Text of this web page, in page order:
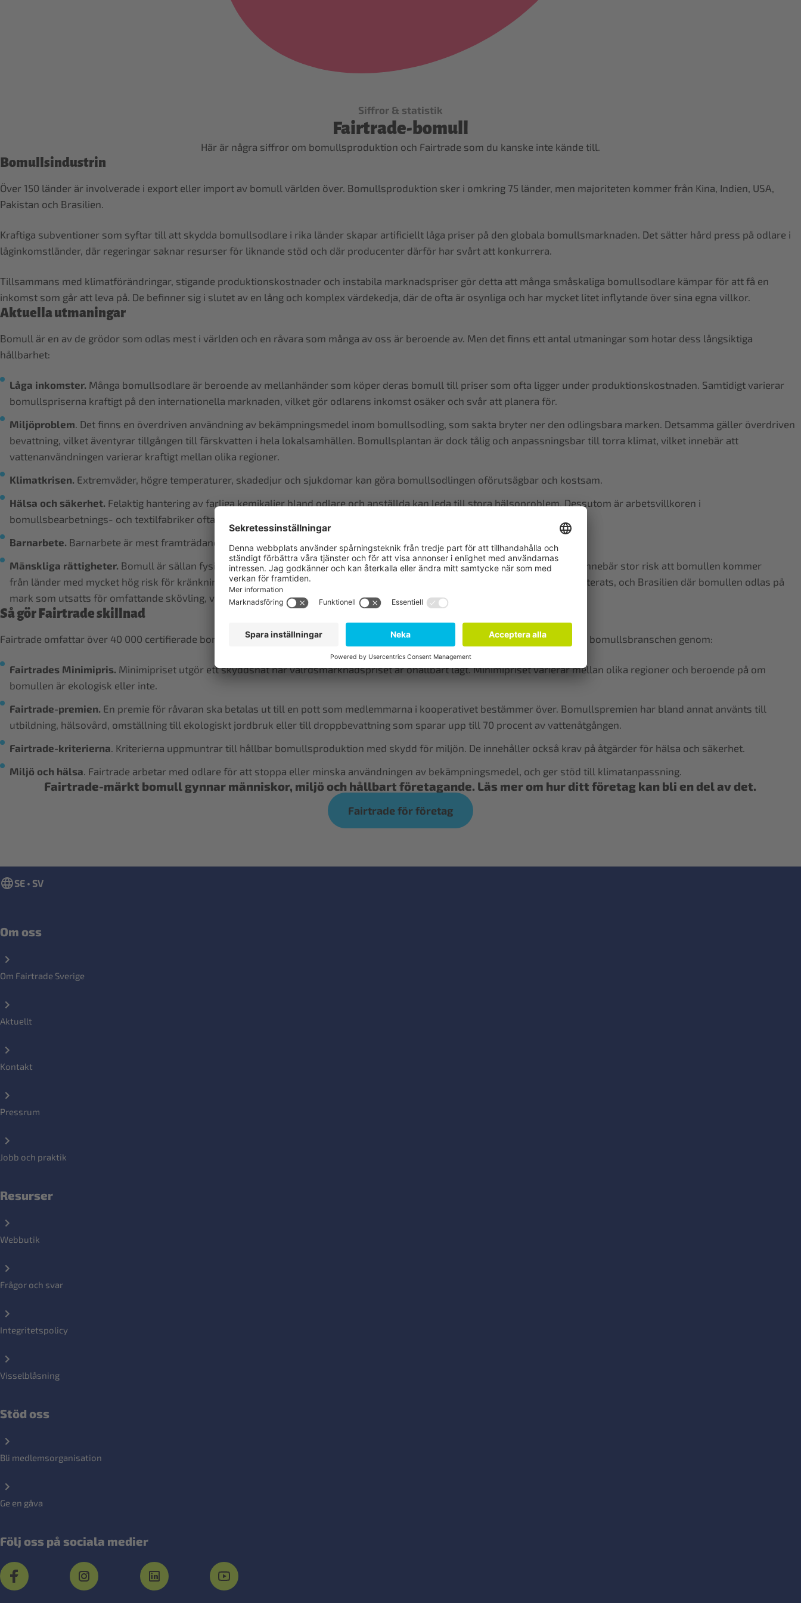
Siffror & statistik
Fairtrade-bomull
Här är några siffror om bomullsproduktion och Fairtrade som du kanske inte kände till.
Bomullsindustrin
Över 150 länder är involverade i export eller import av bomull världen över. Bomullsproduktion sker i omkring 75 länder, men majoriteten kommer från Kina, Indien, USA,
Pakistan och Brasilien.
Kraftiga subventioner som syftar till att skydda bomullsodlare i rika länder skapar artificiellt låga priser på den globala bomullsmarknaden. Det sätter hård press på odlare i
låginkomstländer, där regeringar saknar resurser för liknande stöd och där producenter därför har svårt att konkurrera.
Tillsammans med klimatförändringar, stigande produktionskostnader och instabila marknadspriser gör detta att många småskaliga bomullsodlare kämpar för att få en
inkomst som går att leva på. De befinner sig i slutet av en lång och komplex värdekedja, där de ofta är osynliga och har mycket litet inflytande över sina egna villkor.
Aktuella utmaningar
Bomull är en av de grödor som odlas mest i världen och en råvara som många av oss är beroende av. Men det finns ett antal utmaningar som hotar dess långsiktiga
hållbarhet:
Låga inkomster. Många bomullsodlare är beroende av mellanhänder som köper deras bomull till priser som ofta ligger under produktionskostnaden. Samtidigt varierar
bomullspriserna kraftigt på den internationella marknaden, vilket gör odlarens inkomst osäker och svår att planera för.
Miljöproblem. Det finns en överdriven användning av bekämpningsmedel inom bomullsodling, som sakta bryter ner den odlingsbara marken. Detsamma gäller överdriven
bevattning, vilket äventyrar tillgången till färskvatten i hela lokalsamhällen. Bomullsplantan är dock tålig och anpassningsbar till torra klimat, vilket innebär att
vattenanvändningen varierar kraftigt mellan olika regioner.
Klimatkrisen. Extremväder, högre temperaturer, skadedjur och sjukdomar kan göra bomullsodlingen oförutsägbar och kostsam.
Hälsa och säkerhet. Felaktig hantering av farliga kemikalier bland odlare och anställda kan leda till stora hälsoproblem. Dessutom är arbetsvillkoren i
bomullsbearbetnings- och textilfabriker ofta orättvisa, osäkra och direkt farliga.
Barnarbete. Barnarbete är mest framträdande på småskaliga jordbruk, särskilt vid plantering och skörd.
Mänskliga rättigheter. Bomull är sällan fysisk spårbar då fibrerna ofta blandas på spinnerierna där garnerna tillverkas. Det innebär stor risk att bomullen kommer
från länder med mycket hög risk för kränkningar av mänskliga rättigheter, exempelvis Kina där statligt tvångsarbete dokumenterats, och Brasilien där bomullen odlas på
mark som utsatts för omfattande skövling, våld och miljöförstöring.
Så gör Fairtrade skillnad
Fairtrade omfattar över 40 000 certifierade bomullsodlare, de flesta i Indien och Pakistan. Fairtrade bidrar till bättre villkor inom bomullsbranschen genom:
Fairtrades Minimipris. Minimipriset utgör ett skyddsnät när välrdsmarknadspriset är ohållbart lågt. Minimipriset varierar mellan olika regioner och beroende på om
bomullen är ekologisk eller inte.
Fairtrade-premien. En premie för råvaran ska betalas ut till en pott som medlemmarna i kooperativet bestämmer över. Bomullspremien har bland annat använts till
utbildning, hälsovård, omställning till ekologiskt jordbruk eller till droppbevattning som sparar upp till 70 procent av vattenåtgången.
Fairtrade-kriterierna. Kriterierna uppmuntrar till hållbar bomullsproduktion med skydd för miljön. De innehåller också krav på åtgärder för hälsa och säkerhet.
Miljö och hälsa. Fairtrade arbetar med odlare för att stoppa eller minska användningen av bekämpningsmedel, och ger stöd till klimatanpassning.
Fairtrade-märkt bomull gynnar människor, miljö och hållbart företagande. Läs mer om hur ditt företag kan bli en del av det.
Fairtrade för företag
SE • SV
Om oss
Om Fairtrade Sverige
Aktuellt
Kontakt
Pressrum
Jobb och praktik
Resurser
Webbutik
Frågor och svar
Integritetspolicy
Visselblåsning
Stöd oss
Bli medlemsorganisation
Ge en gåva
Följ oss på sociala medier